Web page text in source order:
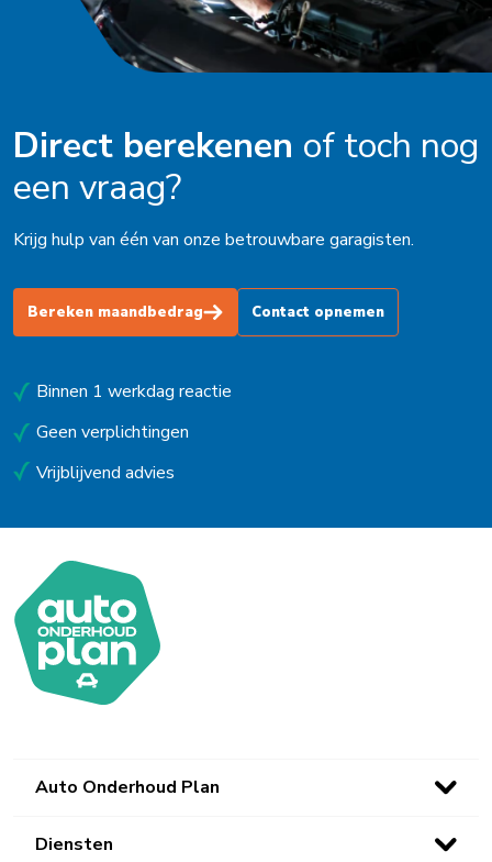
Purmerend
Soest
Stadskanaal
Uitgeest
Uithoorn
Urk
Utrecht
Venlo
Waalwijk
Waarland
Waddinxveen
Wieringerwerf
Winsum (Gn)
Direct berekenen of toch nog
een vraag?
Krijg hulp van één van onze betrouwbare garagisten.
Bereken maandbedrag Contact opnemen
Binnen 1 werkdag reactie
Geen verplichtingen
Vrijblijvend advies
Auto Onderhoud Plan
Diensten